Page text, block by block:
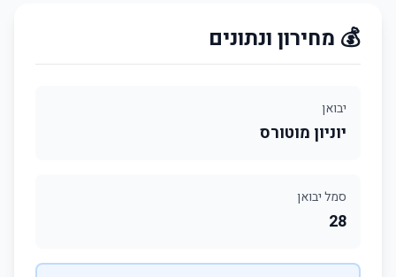
💰 מחירון ונתונים
יבואן
יוניון מוטורס
סמל יבואן
28